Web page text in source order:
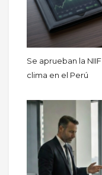
Se aprueban la
clima en el Perú